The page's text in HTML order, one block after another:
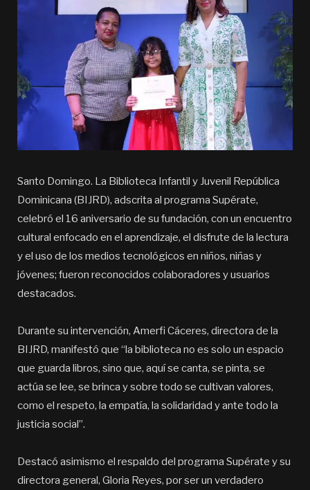
Santo Domingo. La Biblioteca Infantil y Juvenil República
Dominicana (BIJRD), adscrita al programa Supérate,
celebró el 16 aniversario de su fundación, con un encuentro
cultural enfocado en el aprendizaje, el disfrute de la lectura
y el uso de los medios tecnológicos en niños, niñas y
jóvenes; fueron reconocidos colaboradores y usuarios
destacados.
Durante su intervención, Amerfi Cáceres, directora de la
BIJRD, manifestó que “la biblioteca no es solo un espacio
que guarda libros, sino que, aquí se canta, se pinta, se
actúa se lee, se brinca y sobre todo se cultivan valores,
como el respeto, la empatía, la solidaridad y ante todo la
justicia social”.
Destacó asimismo el respaldo del programa Supérate y su
directora general, Gloria Reyes, por ser un verdadero